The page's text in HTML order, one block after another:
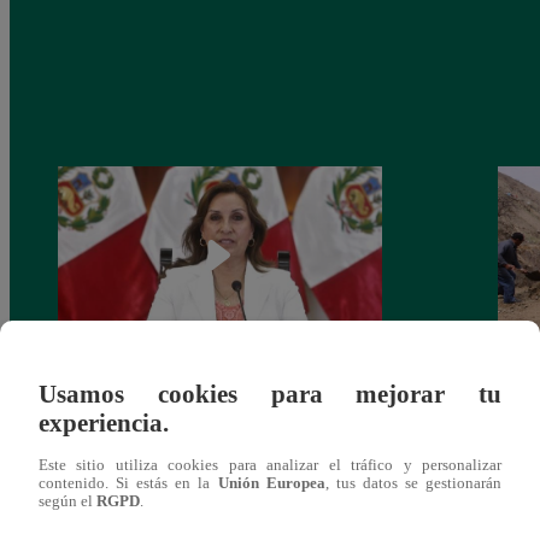
Congreso: proponen que el aumento del
salario presidencial se aplique desde 2026
Las
Usamos cookies para mejorar tu
experiencia.
Este sitio utiliza cookies para analizar el tráfico y personalizar
contenido. Si estás en la Unión Europea, tus datos se gestionarán
según el RGPD.